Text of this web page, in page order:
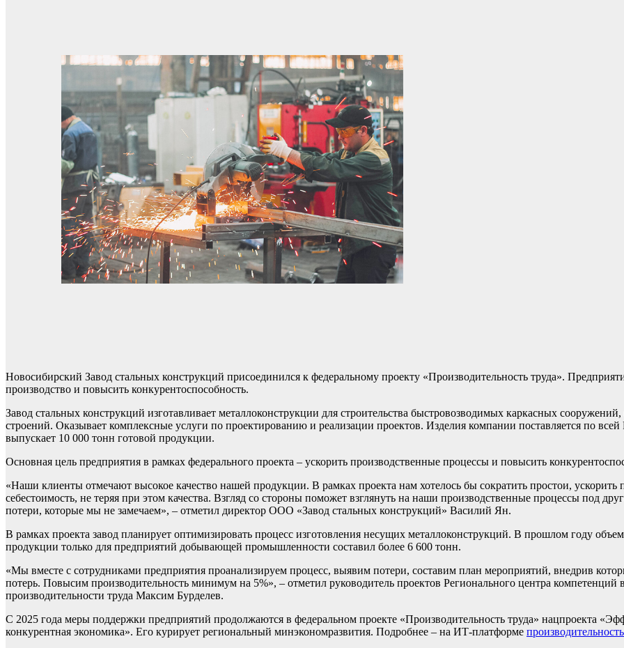
Новосибирский Завод стальных конструкций присоединился к федеральному проекту «Производительность труда».
производство и повысить конкурентоспособность.
Завод стальных конструкций изготавливает металлоконструкции для строительства быстровозводимых каркасных
строений. Оказывает комплексные услуги по проектированию и реализации проектов. Изделия компании поставляется по всей
выпускает 10 000 тонн готовой продукции.
Основная цель предприятия в рамках федерального проекта – ускорить производственные процессы и повысить
«Наши клиенты отмечают высокое качество нашей продукции. В рамках проекта нам хотелось бы сократить простои, ускорить
себестоимость, не теряя при этом качества. Взгляд со стороны поможет взглянуть на наши производственные процессы под
потери, которые мы не замечаем», – отметил директор ООО «Завод стальных конструкций» Василий Ян.
В рамках проекта завод планирует оптимизировать процесс изготовления несущих металлоконструкций. В прошлом году
продукции только для предприятий добывающей промышленности составил более 6 600 тонн.
«Мы вместе с сотрудниками предприятия проанализируем процесс, выявим потери, составим план мероприятий, внедрив
потерь. Повысим производительность минимум на 5%», – отметил руководитель проектов Регионального центра компетенций
производительности труда Максим Бурделев.
С 2025 года меры поддержки предприятий продолжаются в федеральном проекте «Производительность труда» нацпроекта
конкурентная экономика». Его курирует региональный минэкономразвития. Подробнее – на ИТ-платформе